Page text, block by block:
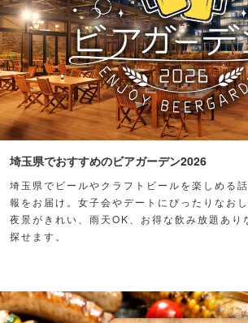
埼玉県でおすすめのビアガーデン2026
埼玉県でビールやクラフトビールを楽しめる
報をお届け。女子会やデートにぴったりなお
夜景がきれい、雨天OK、お得な飲み放題あり
探せます。